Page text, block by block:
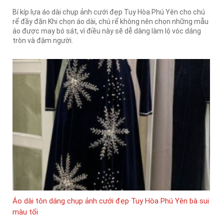
Bí kíp lựa áo dài chụp ảnh cưới đẹp Tuy Hòa Phú Yên cho chú
rể đầy đặn Khi chọn áo dài, chú rể không nên chọn những mẫu
áo được may bó sát, vì điều này sẽ dễ dàng làm lộ vóc dáng
tròn và đậm người.
Áo dài tôn dáng chụp ảnh cưới đẹp Tuy Hòa Phú Yên bà sui
màu tối